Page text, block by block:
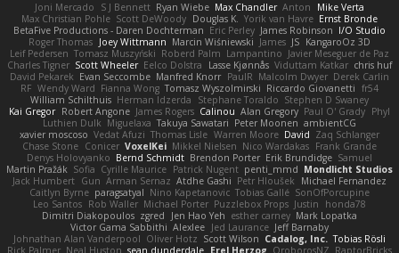
Joni Mercado S J Bennett Ryan Wiebe Max Chandler Anton
Mike Verta
Max Christian Pohle Scott DeWoody Douglas K. Yorik van Havre Ernst Bronde
BetaFive Productions - Daren Dochterman Eric Perley James Robinson I/O Studio
Roger Thomas Joey Wittmann Marcin Wiśniewski James JS KangaroOz 3D
Leif Pedersen Tomasz Muszyński Roberd Palm Lampantino Javier Meseguer de Paz
Charles Tigner Scott Wheeler Eelco Dolstra Lasse Kjønnås Viduttam Katkar chris huf
David Pekarek Evan Seccombe Manfred Knorr PaulR Malcolm Dwyer Derek Carlin
RF Wendy Ward Fianna Wong Tomasz Wyszolmirski Riccardo Giovanetti fr54
William Schilthuis Herman Idzerda Stephane Toraldo Stephen D Swaney
Kai Gregor Robert Angone James Rogers Calinou Alan Gregory Paul O' Grady Phyl
Luthien Dulk Miguelaxa Takuya Sawatari Peter Moonen ambientCG
xavier moscoso Vedat Afuzi Thomas Lisle Warren Moore David Zaq Schlanger
Chase Stone Conicer VoxelKei Mikkel Nielsen Nico Wardakas Frank Grande
Denys Holovyanko Bernd Schmidt Brendon Porter Erik Brundidge Samuel
Martin Pražák Sofia Cyrille Maurice Patrick Nugent penti_mmd Mondlicht Studios
Jack Humbert Gun Arman Sernaz Atdhe Gashi Petr Hloušek
Michael Fernandez
Caitlyn Byrne paragsatyal Nino Kapetanovic Tobias Gallé SonOfPorcupine
Leo Santos Rob Waller Michael Porter Puzzlebox Props Justin
honda78
Dimitri Diakopoulos zgred Jen Hao Yeh esther carney Mark Lopatka
Victor Gama Sabbithi Alexlee Jed Laurance Jeff Barnaby
Johnathan Alan Vanderpool Oliver Hotz Scott Wilson Cadalog, Inc. Tobias Rösli
Rick Palmer Neal Huston sean dunderdale Erel Herzog OroborosNZ RaptorBricks